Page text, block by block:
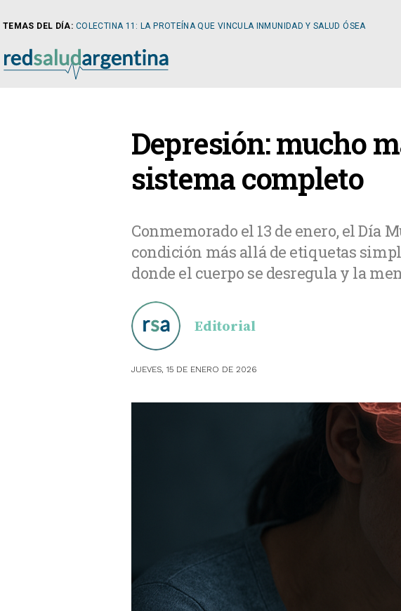
TEMAS DEL DÍA: COLECTINA 11: LA PROTEÍNA QUE VINCULA INMUNIDAD Y SALUD ÓSEA
CARDIOLOGÍA
DIABETOLOGÍA
Depresión: mucho
sistema completo
Conmemorado el 13 de enero, el Día
condición más allá de etiquetas
donde el cuerpo se desregula y la
Editorial
JUEVES, 15 DE ENERO DE 2026